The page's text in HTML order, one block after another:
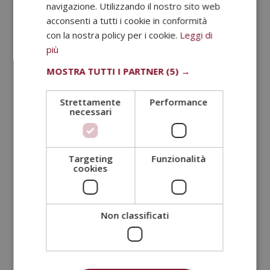
Valutato
su 5
2.380,00€ Il
prezzo
595,00€Il
prezzo
Master in Nutrizione Sportiva + Master in
Coaching Nutrizionale
navigazione. Utilizzando il nostro sito web
acconsenti a tutti i cookie in conformità
con la nostra policy per i cookie. Leggi di
più
MOSTRA TUTTI I PARTNER (5) →
Strettamente
necessari
Performance
Targeting
cookies
Funzionalità
Non classificati